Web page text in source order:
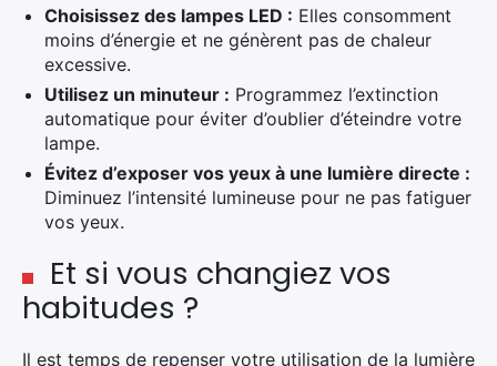
Choisissez des lampes LED : Elles consomment
moins d’énergie et ne génèrent pas de chaleur
excessive.
Utilisez un minuteur : Programmez l’extinction
automatique pour éviter d’oublier d’éteindre votre
lampe.
Évitez d’exposer vos yeux à une lumière directe :
Diminuez l’intensité lumineuse pour ne pas fatiguer
vos yeux.
Et si vous changiez vos
habitudes ?
Il est temps de repenser votre utilisation de la lumière